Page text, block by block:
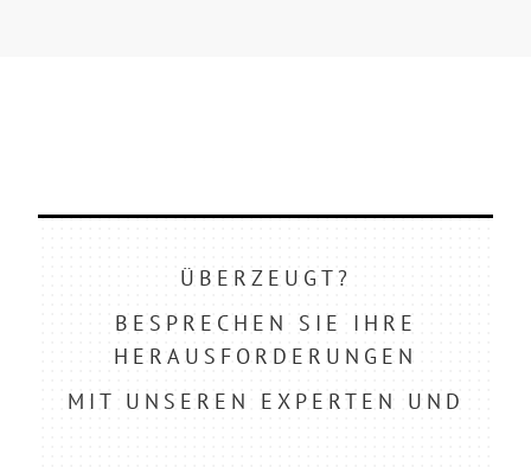
ÜBERZEUGT?
BESPRECHEN SIE IHRE
HERAUSFORDERUNGEN
MIT UNSEREN EXPERTEN UND